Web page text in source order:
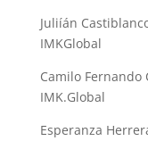
Juliíán
IMKGlobal
Camilo Fernando
IMK.Global
Esperanza